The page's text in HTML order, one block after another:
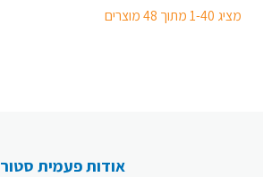
מציג 1-40 מתוך 48 מוצרים
אודות פעמית סטור